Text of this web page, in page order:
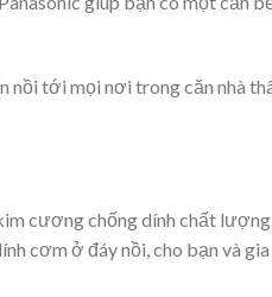
nồi tới mọi nơi trong căn nhà
cương chống dính chất
cơm ở đáy nồi, cho bạn và gia